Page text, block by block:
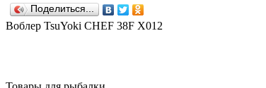
Поделиться...
Воблер TsuYoki CHEF 38F X012